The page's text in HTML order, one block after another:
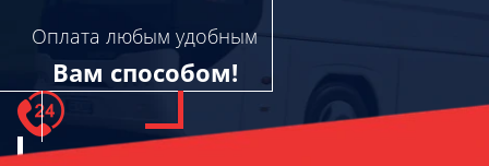
Оплата любым удобным
Вам способом!